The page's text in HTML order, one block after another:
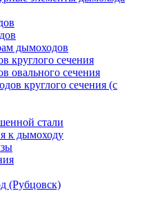
дымоходов
круглого сечения
овального сечения
круглого сечения (с
стали
к дымоходу
(Рубцовск)